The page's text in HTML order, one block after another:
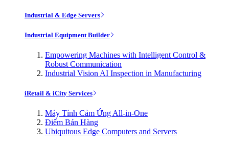
Industrial & Edge Servers
Industrial Equipment Builder
Empowering Machines with Intelligent Control &
Robust Communication
Industrial Vision AI Inspection in Manufacturing
iRetail & iCity Services
Máy Tính Cảm Ứng All-in-One
Điểm Bán Hàng
Ubiquitous Edge Computers and Servers